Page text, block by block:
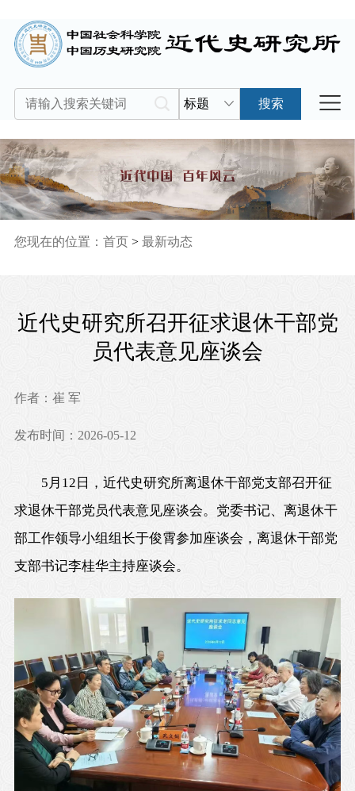
标题 搜索
您现在的位置： 首页> 最新动态
近代史研究所召开征求退休干部党
员代表意见座谈会
作者：崔 军
发布时间：2026-05-12
5月12日，近代史研究所离退休干部党支部召开征
求退休干部党员代表意见座谈会。党委书记、离退休干
部工作领导小组组长于俊霄参加座谈会，离退休干部党
支部书记李桂华主持座谈会。